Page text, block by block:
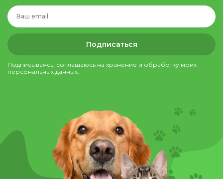
Подписаться
Подписываясь, соглашаюсь на хранение и обработку моих
персональных данных.